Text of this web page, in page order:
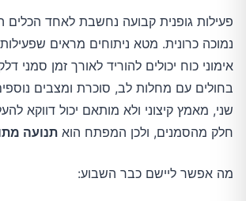
פעילות גופנית קבועה נחשבת לאחד הכלים
נמוכה כרונית. מטא ניתוחים מראים
בחולים עם מחלות לב, סוכרת ומצבים
שני, מאמץ קיצוני ולא מותאם יכול דווקא
חלק מהסמנים, ולכן המפתח הוא תנועה
מה אפשר ליישם כבר השבוע: